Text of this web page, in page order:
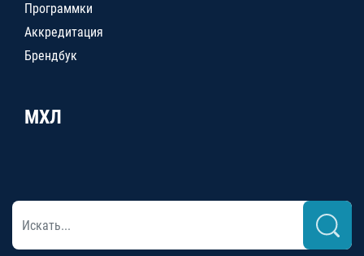
Программки
Аккредитация
Брендбук
МХЛ